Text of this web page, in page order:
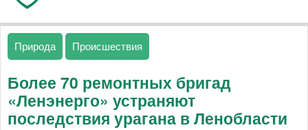
Природа Происшествия
Более 70 ремонтных бригад
«Ленэнерго» устраняют
последствия урагана в Ленобласти